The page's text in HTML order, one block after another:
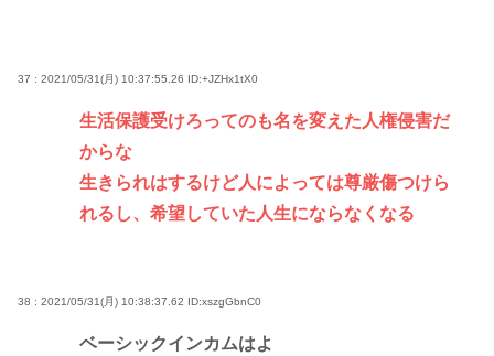
37 : 2021/05/31(月) 10:37:55.26 ID:+JZHx1tX0
生活保護受けろってのも名を変えた人権侵害だ
からな
生きられはするけど人によっては尊厳傷つけら
れるし、希望していた人生にならなくなる
38 : 2021/05/31(月) 10:38:37.62 ID:xszgGbnC0
ベーシックインカムはよ